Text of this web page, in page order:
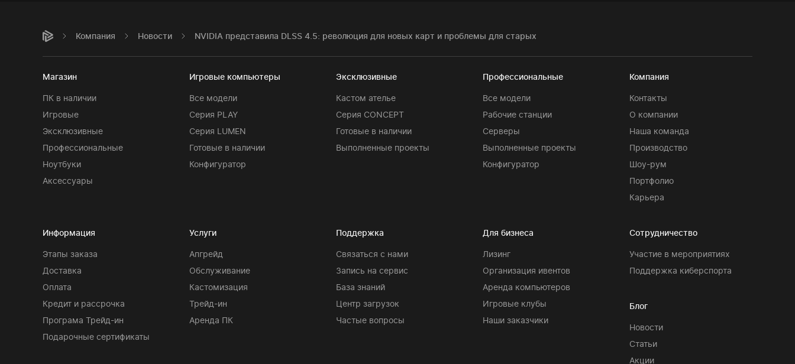
Компания Новости NVIDIA представила DLSS 4.5: революция для новых карт и проблемы для старых
Магазин
ПК в наличии
Игровые
Эксклюзивные
Профессиональные
Ноутбуки
Аксессуары
Игровые компьютеры
Все модели
Серия PLAY
Серия LUMEN
Готовые в наличии
Конфигуратор
Эксклюзивные
Кастом ателье
Серия CONCEPT
Готовые в наличии
Выполненные проекты
Профессиональные
Все модели
Рабочие станции
Серверы
Выполненные проекты
Конфигуратор
Компания
Контакты
О компании
Наша команда
Производство
Шоу-рум
Портфолио
Карьера
Информация
Этапы заказа
Доставка
Оплата
Кредит и рассрочка
Програма Трейд-ин
Подарочные сертификаты
Услуги
Апгрейд
Обслуживание
Кастомизация
Трейд-ин
Аренда ПК
Поддержка
Связаться с нами
Запись на сервис
База знаний
Центр загрузок
Частые вопросы
Для бизнеса
Лизинг
Организация ивентов
Аренда компьютеров
Игровые клубы
Наши заказчики
Сотрудничество
Участие в мероприятиях
Поддержка киберспорта
Блог
Новости
Статьи
Акции